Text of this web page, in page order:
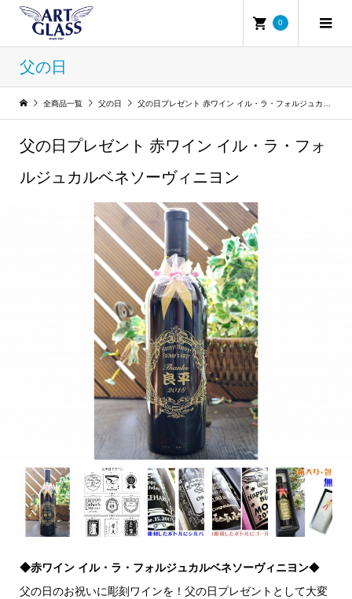
0
父の日
全商品一覧 父の日 父の日プレゼント 赤ワイン イル・ラ・フォルジュカルベネソーヴィニヨン
父の日プレゼント 赤ワイン イル・ラ・フォ
ルジュカルベネソーヴィニヨン
◆赤ワイン イル・ラ・フォルジュカルベネソーヴィニヨン◆
父の日のお祝いに彫刻ワインを！父の日プレゼントとして大変